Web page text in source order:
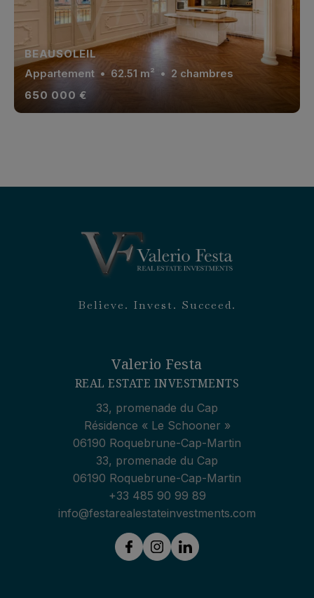
BEAUSOLEIL
Appartement • 62.51 m² • 2 chambres
650 000 €
Believe. Invest. Succeed.
Valerio Festa
REAL ESTATE INVESTMENTS
33, promenade du Cap
Résidence « Le Schooner »
06190 Roquebrune-Cap-Martin
33, promenade du Cap
06190 Roquebrune-Cap-Martin
+33 485 90 99 89
info@festarealestateinvestments.com